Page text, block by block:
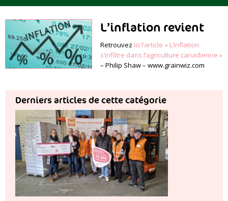
L’inflation revient
Retrouvez ici l’article « L’inflation
s’infiltre dans l’agriculture canadienne »
– Philip Shaw – www.grainwiz.com
Derniers articles de cette catégorie